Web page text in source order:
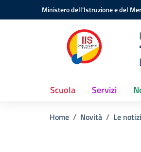
Vai ai contenuti
Vai al menu di navigazioneMinistero dell'Istruzione e del
Scuola Servizi
Home Novità Le